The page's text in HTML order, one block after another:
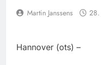
Martin Janssens
Hannover (ots) –